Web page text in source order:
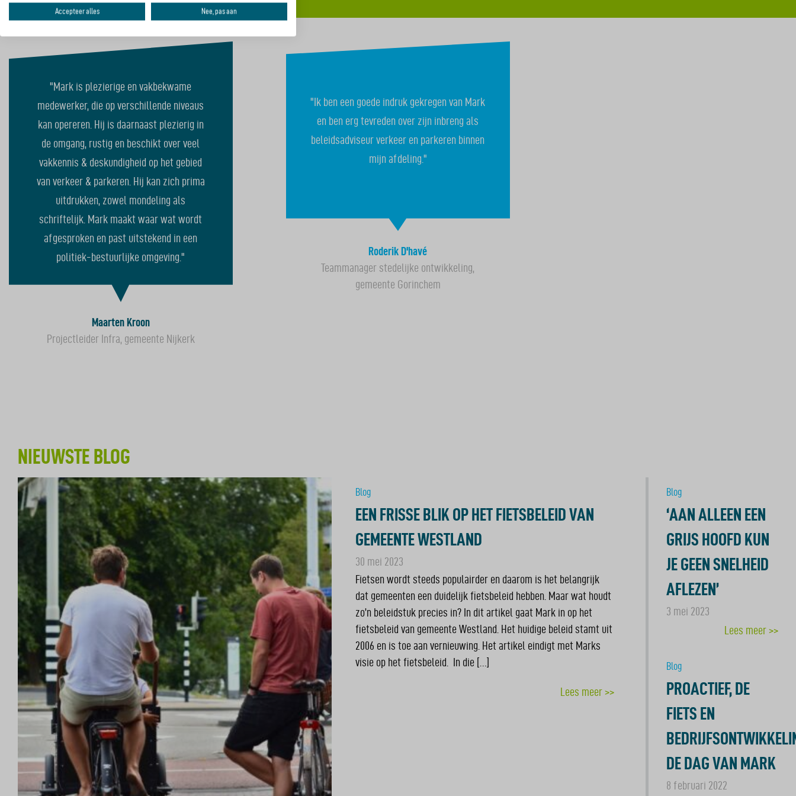
"Mark is plezierige en vakbekwame
medewerker, die op verschillende niveaus
kan opereren. Hij is daarnaast plezierig in
de omgang, rustig en beschikt over veel
vakkennis & deskundigheid op het gebied
van verkeer & parkeren. Hij kan zich prima
uitdrukken, zowel mondeling als
schriftelijk. Mark maakt waar wat wordt
afgesproken en past uitstekend in een
politiek-bestuurlijke omgeving."
Maarten Kroon
Projectleider Infra, gemeente Nijkerk
"Ik ben een goede indruk gekregen van Mark
en ben erg tevreden over zijn inbreng als
beleidsadviseur verkeer en parkeren binnen
mijn afdeling."
Roderik D'havé
Teammanager stedelijke ontwikkeling,
gemeente Gorinchem
NIEUWSTE BLOG
Blog
EEN FRISSE BLIK OP HET FIETSBELEID VAN
GEMEENTE WESTLAND
30 mei 2023
Fietsen wordt steeds populairder en daarom is het belangrijk
dat gemeenten een duidelijk fietsbeleid hebben. Maar wat houdt
zo’n beleidstuk precies in? In dit artikel gaat Mark in op het
fietsbeleid van gemeente Westland. Het huidige beleid stamt uit
2006 en is toe aan vernieuwing. Het artikel eindigt met Marks
visie op het fietsbeleid. In die […]
Lees meer >>
Blog
‘AAN ALLEEN EEN
GRIJS HOOFD KUN
JE GEEN SNELHEID
AFLEZEN’
3 mei 2023
Lees meer >>
Blog
PROACTIEF, DE
FIETS EN
DE DAG VAN MARK
8 februari 2022
Accepteer alles Nee, pas aan